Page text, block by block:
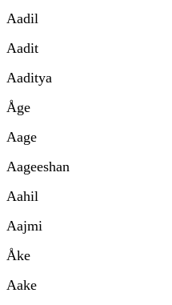
Aadil
Aadit
Aaditya
Åge
Aage
Aageeshan
Aahil
Aajmi
Åke
Aake